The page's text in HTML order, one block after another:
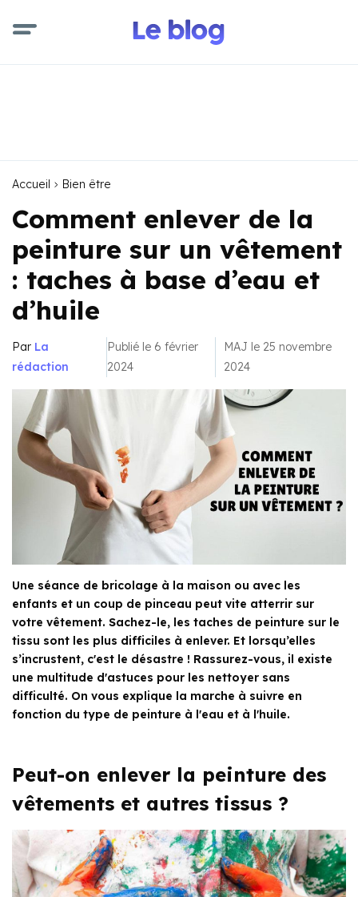
Accueil Bien être
Comment enlever de la
peinture sur un vêtement
: taches à base d’eau et
d’huile
Par La
rédaction
Publié le 6 février
2024
MAJ le 25 novembre
2024
Une séance de bricolage à la maison ou avec les
enfants et un coup de pinceau peut vite atterrir sur
votre vêtement. Sachez-le, les taches de peinture sur le
tissu sont les plus difficiles à enlever. Et lorsqu’elles
s’incrustent, c'est le désastre ! Rassurez-vous, il existe
une multitude d'astuces pour les nettoyer sans
difficulté. On vous explique la marche à suivre en
fonction du type de peinture à l'eau et à l'huile.
Peut-on enlever la peinture des
vêtements et autres tissus ?